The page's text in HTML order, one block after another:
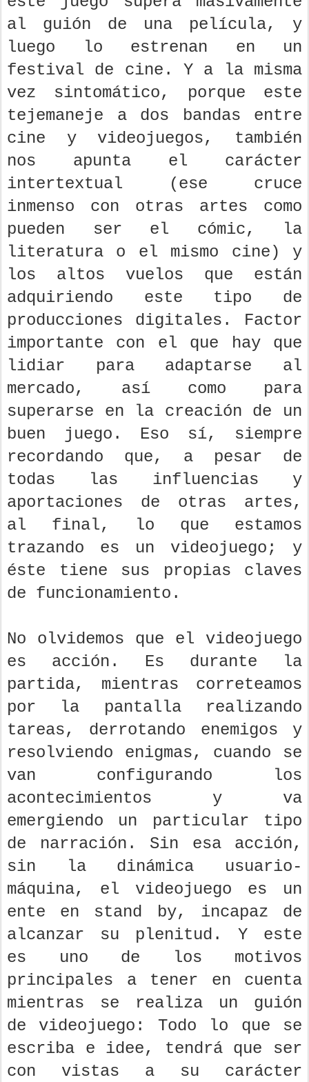
al guión de una película, y
luego lo estrenan en un
festival de cine. Y a la misma
vez sintomático, porque este
tejemaneje a dos bandas entre
cine y videojuegos, también
nos apunta el carácter
intertextual (ese cruce
inmenso con otras artes como
pueden ser el cómic, la
literatura o el mismo cine) y
los altos vuelos que están
adquiriendo este tipo de
producciones digitales. Factor
importante con el que hay que
lidiar para adaptarse al
mercado, así como para
superarse en la creación de un
buen juego. Eso sí, siempre
recordando que, a pesar de
todas las influencias y
aportaciones de otras artes,
al final, lo que estamos
trazando es un videojuego; y
éste tiene sus propias claves
de funcionamiento.
No olvidemos que el videojuego
es acción. Es durante la
partida, mientras correteamos
por la pantalla realizando
tareas, derrotando enemigos y
resolviendo enigmas, cuando se
van configurando los
acontecimientos y va
emergiendo un particular tipo
de narración. Sin esa acción,
sin la dinámica usuario-
máquina, el videojuego es un
ente en stand by, incapaz de
alcanzar su plenitud. Y este
es uno de los motivos
principales a tener en cuenta
mientras se realiza un guión
de videojuego: Todo lo que se
escriba e idee, tendrá que ser
con vistas a su carácter